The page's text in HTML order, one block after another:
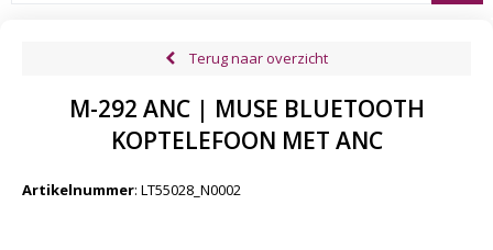
Terug naar overzicht
M-292 ANC | MUSE BLUETOOTH
KOPTELEFOON MET ANC
Artikelnummer: LT55028_N0002